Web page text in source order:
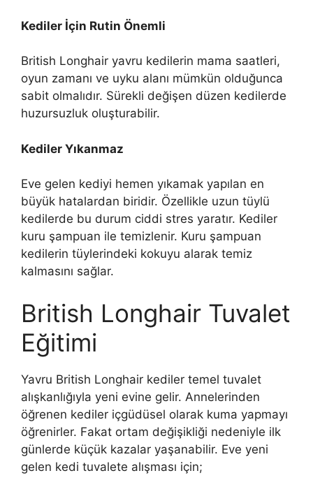
Kediler İçin Rutin Önemli
British Longhair yavru kedilerin mama saatleri,
oyun zamanı ve uyku alanı mümkün olduğunca
sabit olmalıdır. Sürekli değişen düzen kedilerde
huzursuzluk oluşturabilir.
Kediler Yıkanmaz
Eve gelen kediyi hemen yıkamak yapılan en
büyük hatalardan biridir. Özellikle uzun tüylü
kedilerde bu durum ciddi stres yaratır. Kediler
kuru şampuan ile temizlenir. Kuru şampuan
kedilerin tüylerindeki kokuyu alarak temiz
kalmasını sağlar.
British Longhair Tuvalet
Eğitimi
Yavru British Longhair kediler temel tuvalet
alışkanlığıyla yeni evine gelir. Annelerinden
öğrenen kediler içgüdüsel olarak kuma yapmayı
öğrenirler. Fakat ortam değişikliği nedeniyle ilk
günlerde küçük kazalar yaşanabilir. Eve yeni
gelen kedi tuvalete alışması için;